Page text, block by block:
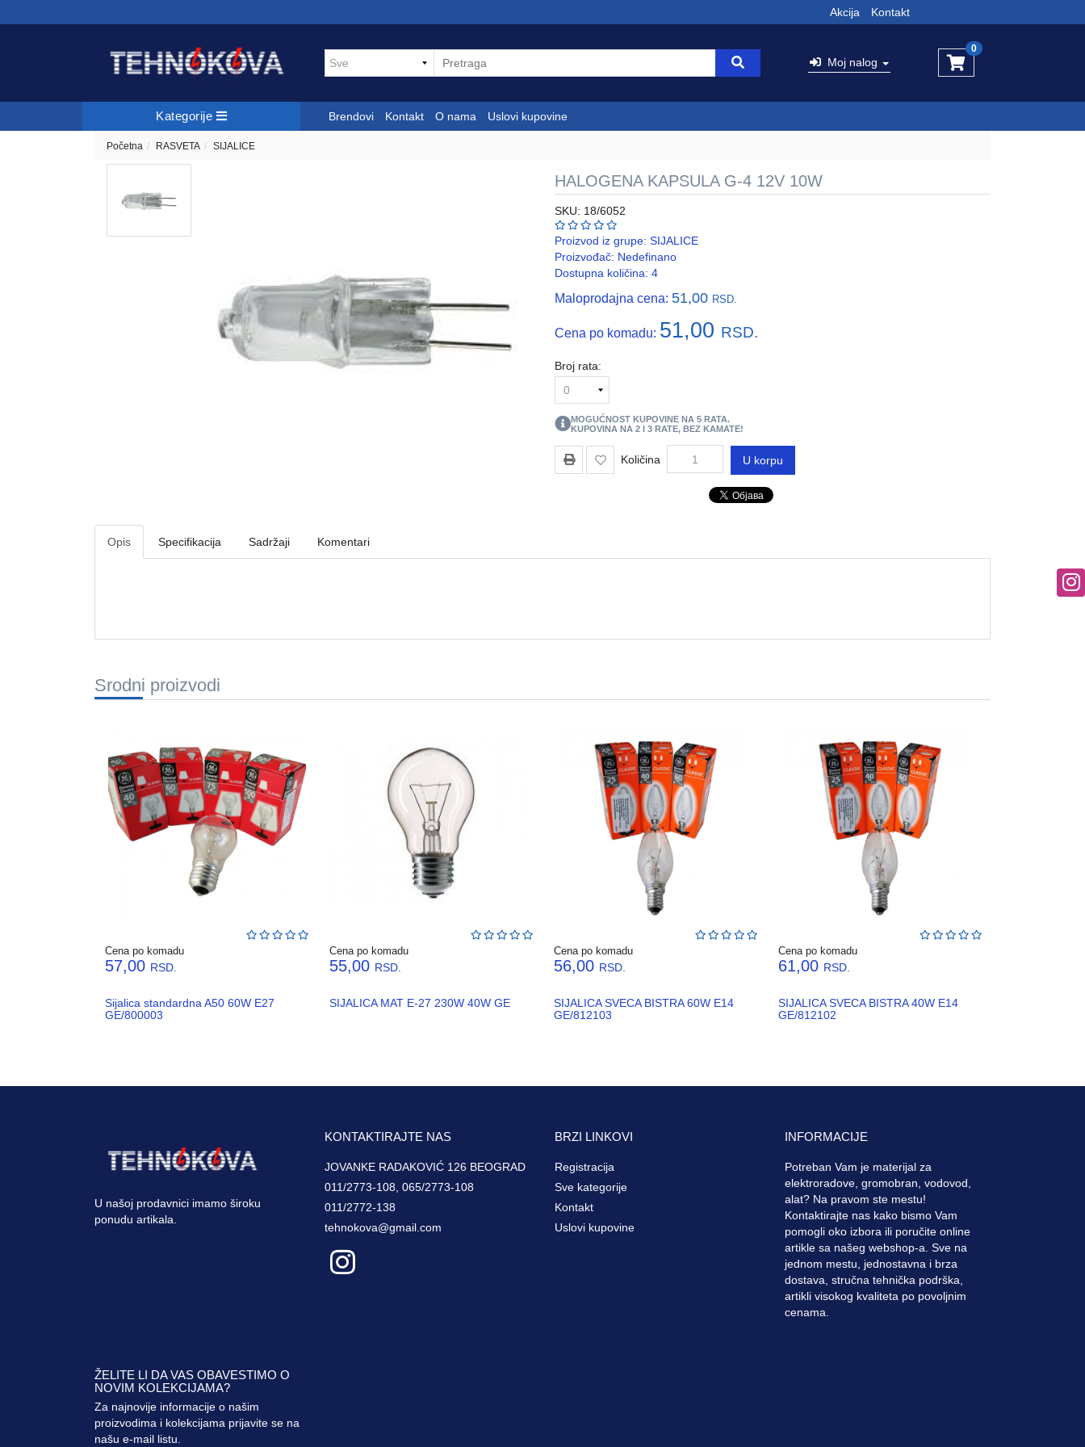
Akcija Kontakt
Moj nalog
0
Kategorije Brendovi Kontakt O nama Uslovi kupovine
Početna RASVETA SIJALICE
HALOGENA KAPSULA G-4 12V 10W
SKU: 18/6052
Proizvod iz grupe: SIJALICE
Proizvođač: Nedefinano
Dostupna količina: 4
Maloprodajna cena: 51,00 RSD.
Cena po komadu: 51,00 RSD.
Broj rata:
MOGUĆNOST KUPOVINE NA 5 RATA.
KUPOVINA NA 2 I 3 RATE, BEZ KAMATE!
Količina U korpu
Opis Specifikacija Sadržaji Komentari
Srodni proizvodi
Cena po komadu
57,00 RSD.
Sijalica standardna A50 60W E27
GE/800003
Cena po komadu
55,00 RSD.
SIJALICA MAT E-27 230W 40W GE
Cena po komadu
56,00 RSD.
SIJALICA SVECA BISTRA 60W E14
GE/812103
Cena po komadu
61,00 RSD.
SIJALICA SVECA BISTRA 40W E14
GE/812102
U našoj prodavnici imamo široku
ponudu artikala.
KONTAKTIRAJTE NAS
JOVANKE RADAKOVIĆ 126 BEOGRAD
011/2773-108, 065/2773-108
011/2772-138
tehnokova@gmail.com
BRZI LINKOVI
Registracija
Sve kategorije
Kontakt
Uslovi kupovine
INFORMACIJE
Potreban Vam je materijal za
elektroradove, gromobran, vodovod,
alat? Na pravom ste mestu!
Kontaktirajte nas kako bismo Vam
pomogli oko izbora ili poručite online
artikle sa našeg webshop-a. Sve na
jednom mestu, jednostavna i brza
dostava, stručna tehnička podrška,
artikli visokog kvaliteta po povoljnim
cenama.
ŽELITE LI DA VAS OBAVESTIMO O
NOVIM KOLEKCIJAMA?
Za najnovije informacije o našim
proizvodima i kolekcijama prijavite se na
našu e-mail listu.